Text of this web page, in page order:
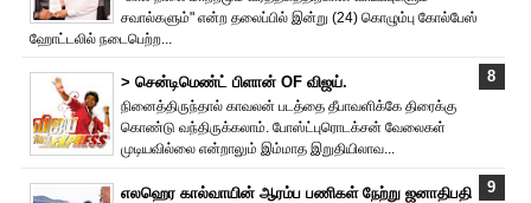
சவால்களும்" என்ற தலைப்பில் இன்று (24) கொழும்பு கோல்பேஸ்
ஹோட்டலில் நடைபெற்ற...
> சென்டிமெண்ட் பிளான் OF விஜய்.
நினைத்திருந்தால் காவலன் படத்தை தீபாவளிக்கே திரைக்கு
கொண்டு வந்திருக்கலாம். போஸ்ட்புரொட‌க்சன் வேலைகள்
முடியவில்லை என்றாலும் இம்மாத இறுதியிலாவ...
எலஹெர கால்வாயின் ஆரம்ப பணிகள் நேற்று ஜனாதிபதி